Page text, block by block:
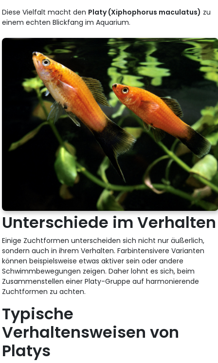
Diese Vielfalt macht den Platy (Xiphophorus maculatus) zu
einem echten Blickfang im Aquarium.
Unterschiede im Verhalten
Einige Zuchtformen unterscheiden sich nicht nur äußerlich,
sondern auch in ihrem Verhalten. Farbintensivere Varianten
können beispielsweise etwas aktiver sein oder andere
Schwimmbewegungen zeigen. Daher lohnt es sich, beim
Zusammenstellen einer Platy-Gruppe auf harmonierende
Zuchtformen zu achten.
Typische
Verhaltensweisen von
Platys